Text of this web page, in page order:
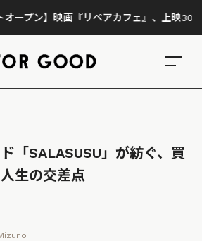
『リペアカフェ』、上映300回の先で見え
「SALASUSU」が紡ぐ、買
生の交差点